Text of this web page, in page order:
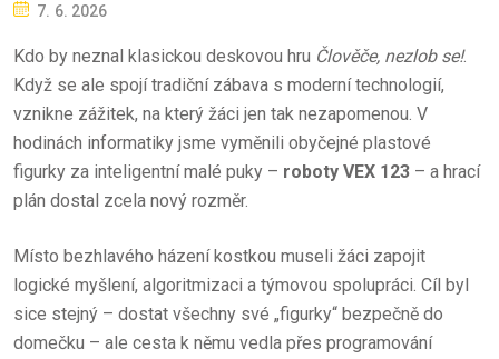
P
S
T
E
D
O
N
7. 6. 2026
Kdo by neznal klasickou deskovou hru Člověče, nezlob se!.
Když se ale spojí tradiční zábava s moderní technologií,
vznikne zážitek, na který žáci jen tak nezapomenou. V
hodinách informatiky jsme vyměnili obyčejné plastové
figurky za inteligentní malé puky – roboty VEX 123 – a hrací
plán dostal zcela nový rozměr.
Místo bezhlavého házení kostkou museli žáci zapojit
logické myšlení, algoritmizaci a týmovou spolupráci. Cíl byl
sice stejný – dostat všechny své „figurky“ bezpečně do
domečku – ale cesta k němu vedla přes programování